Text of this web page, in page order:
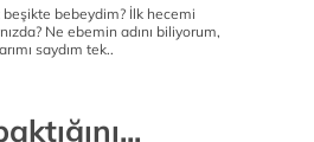
bebeydim? İlk hecemi
Ne ebemin adını biliyorum,
saydım tek..